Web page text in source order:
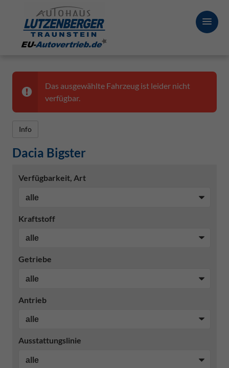
Das ausgewählte Fahrzeug ist leider nicht
verfügbar.
Info
Dacia Bigster
Verfügbarkeit, Art
Kraftstoff
Getriebe
Antrieb
Ausstattungslinie